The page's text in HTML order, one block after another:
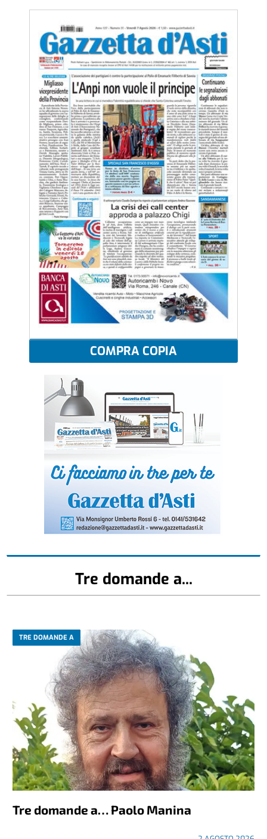
COMPRA COPIA
Tre domande a...
TRE DOMANDE A
Tre domande a… Paolo Manina